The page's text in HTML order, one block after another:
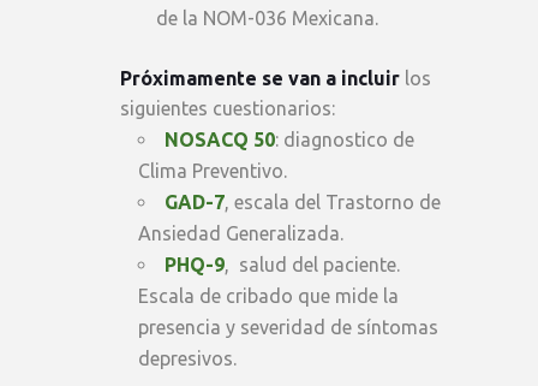
de la NOM-036 Mexicana.
Próximamente se van a incluir los
siguientes cuestionarios:
NOSACQ 50: diagnostico de
Clima Preventivo.
GAD-7, escala del Trastorno de
Ansiedad Generalizada.
PHQ-9, salud del paciente.
Escala de cribado que mide la
presencia y severidad de síntomas
depresivos.